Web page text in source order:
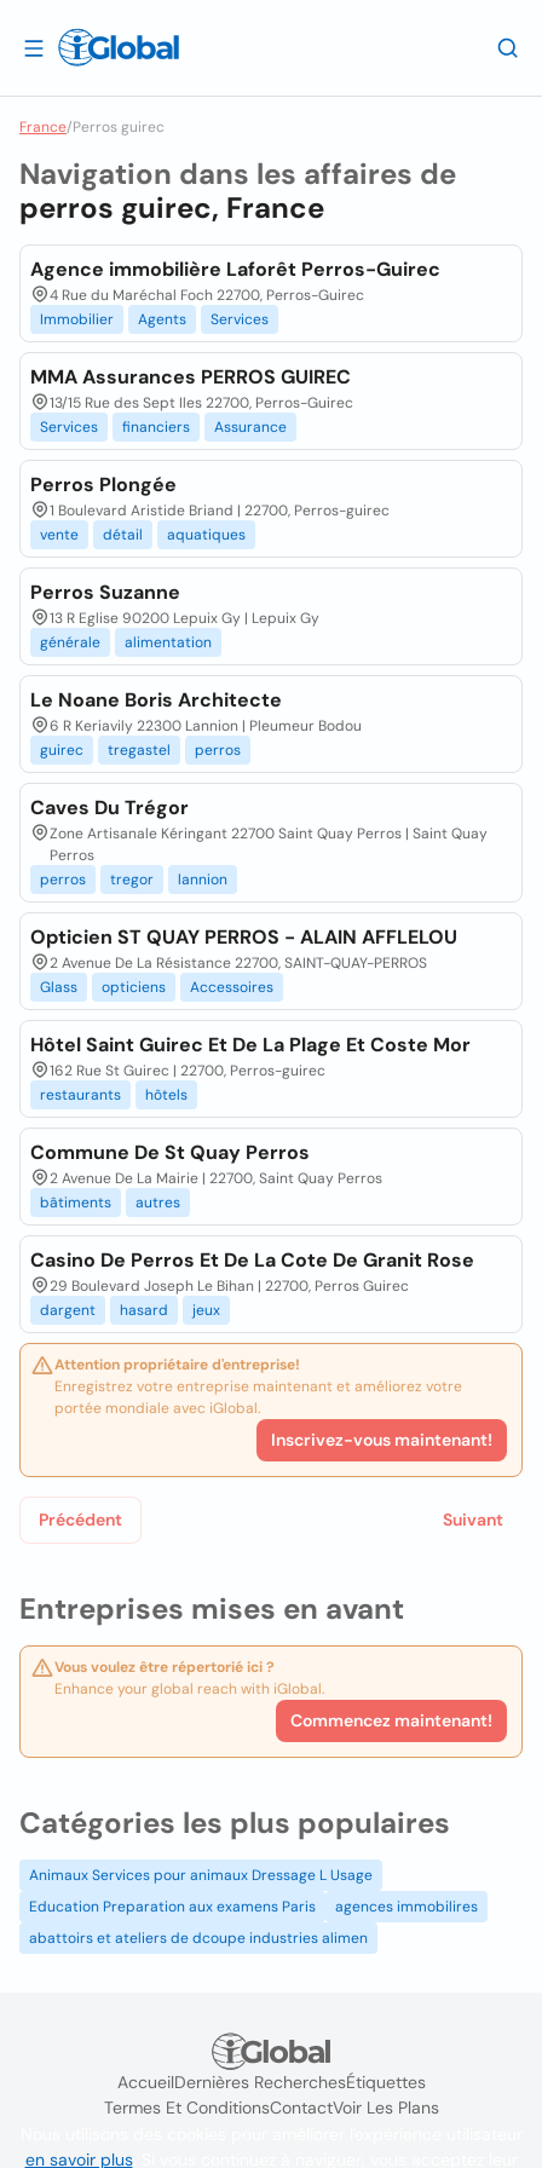
France/Perros guirec
Entreprises mises en avant
Vous voulez être répertorié ici ?
Enhance your global reach with iGlobal.
Commencez maintenant!
Navigation dans les affaires de
perros guirec, France
Agence immobilière Laforêt Perros-Guirec
4 Rue du Maréchal Foch 22700, Perros-Guirec
Immobilier
Agents Services
MMA Assurances PERROS GUIREC
13/15 Rue des Sept Iles 22700, Perros-Guirec
Services
financiers Assurance
Perros Plongée
1 Boulevard Aristide Briand | 22700, Perros-guirec
vente
détail aquatiques
Perros Suzanne
13 R Eglise 90200 Lepuix Gy | Lepuix Gy
générale
alimentation
Le Noane Boris Architecte
6 R Keriavily 22300 Lannion | Pleumeur Bodou
guirec
tregastel perros
Caves Du Trégor
Zone Artisanale Kéringant 22700 Saint Quay Perros | Saint Quay
Perros
perros
tregor lannion
Opticien ST QUAY PERROS - ALAIN AFFLELOU
2 Avenue De La Résistance 22700, SAINT-QUAY-PERROS
Glass
opticiens Accessoires
Hôtel Saint Guirec Et De La Plage Et Coste Mor
162 Rue St Guirec | 22700, Perros-guirec
restaurants
hôtels
Commune De St Quay Perros
2 Avenue De La Mairie | 22700, Saint Quay Perros
bâtiments
autres
Casino De Perros Et De La Cote De Granit Rose
29 Boulevard Joseph Le Bihan | 22700, Perros Guirec
dargent
hasard jeux
Attention propriétaire d'entreprise!
Enregistrez votre entreprise maintenant et améliorez votre
portée mondiale avec iGlobal.
Inscrivez-vous maintenant!
Précédent Suivant
Catégories les plus populaires
Animaux Services pour animaux Dressage L Usage
Education Preparation aux examens Paris
agences immobilires
abattoirs et ateliers de dcoupe industries alimen
AccueilDernières RecherchesÉtiquettes
Termes Et ConditionsContactVoir Les Plans
en savoir plus. Si vous continuez à naviguer, vous acceptez leur